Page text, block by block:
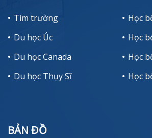
Tìm trường
Du học Úc
Du học Canada
Du học Thụy Sĩ
Học
Học
Học
Học
BẢN ĐỒ